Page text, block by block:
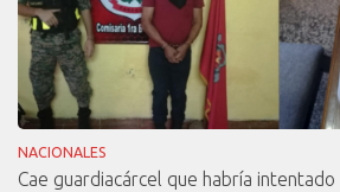
NACIONALES
Cae guardiacárcel que habría